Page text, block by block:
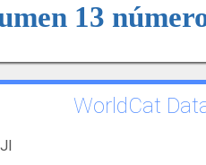
13
WorldCat